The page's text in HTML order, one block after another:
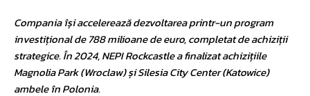
Compania își accelerează dezvoltarea printr-un program
investițional de 788 milioane de euro, completat de achiziții
strategice. În 2024, NEPI Rockcastle a finalizat achizițiile
Magnolia Park (Wroclaw) și Silesia City Center (Katowice)
ambele în Polonia.